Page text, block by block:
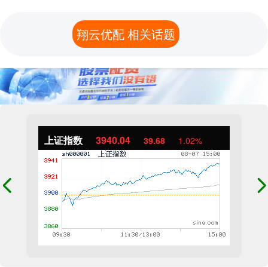
上证指数 3940.04 39.68 1.02%
翔云优配 相关话题